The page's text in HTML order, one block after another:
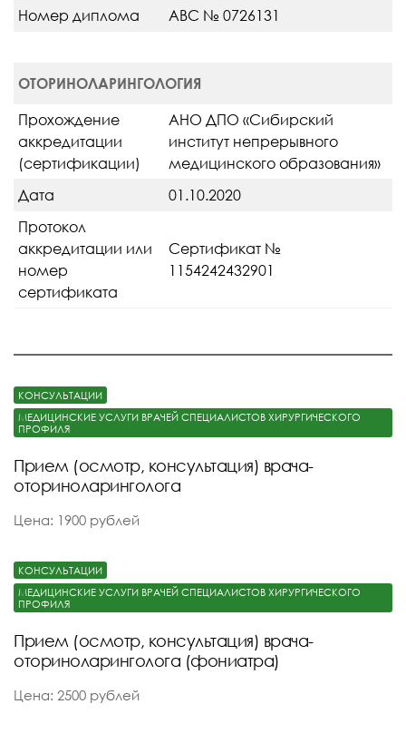
Номер диплома
АВС № 0726131
ОТОРИНОЛАРИНГОЛОГИЯ
Прохождение
аккредитации
(сертификации)
АНО ДПО «Сибирский
институт непрерывного
медицинского образования»
Дата
01.10.2020
Протокол
аккредитации или
номер
сертификата
Сертификат №
1154242432901
КОНСУЛЬТАЦИИ
МЕДИЦИНСКИЕ УСЛУГИ ВРАЧЕЙ СПЕЦИАЛИСТОВ ХИРУРГИЧЕСКОГО
ПРОФИЛЯ
Прием (осмотр, консультация) врача-
оториноларинголога
Цена: 1900 рублей
КОНСУЛЬТАЦИИ
МЕДИЦИНСКИЕ УСЛУГИ ВРАЧЕЙ СПЕЦИАЛИСТОВ ХИРУРГИЧЕСКОГО
ПРОФИЛЯ
Прием (осмотр, консультация) врача-
оториноларинголога (фониатра)
Цена: 2500 рублей